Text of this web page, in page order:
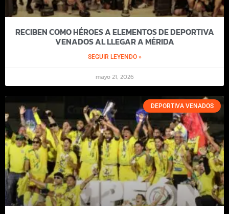
RECIBEN COMO HÉROES A ELEMENTOS DE DEPORTIVA
VENADOS AL LLEGAR A MÉRIDA
SEGUIR LEYENDO »
mayo 21, 2026
DEPORTIVA VENADOS